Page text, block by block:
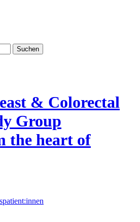
& Colorectal
Group
the heart of